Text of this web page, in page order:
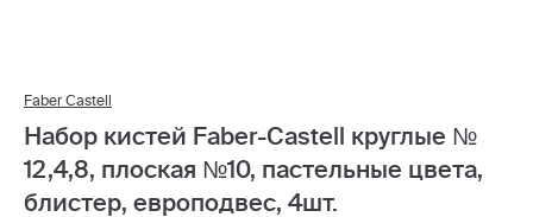
Faber Castell
Набор кистей Faber-Castell круглые №
12,4,8, плоская №10, пастельные цвета,
блистер, европодвес, 4шт.